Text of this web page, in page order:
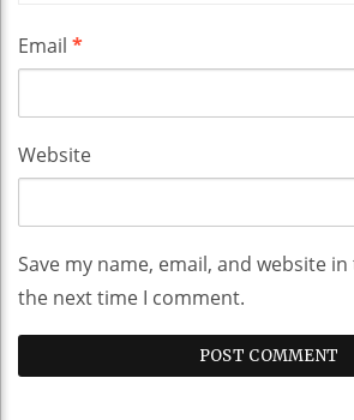
Email *
Website
Save my name, email, and website
the next time I comment.